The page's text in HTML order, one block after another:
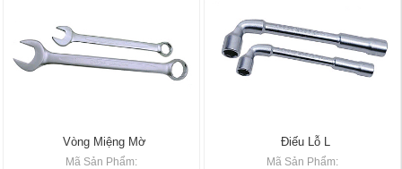
Vòng Miệng Mờ
Mã Sản Phẩm:
Điếu Lỗ L
Mã Sản Phẩm: